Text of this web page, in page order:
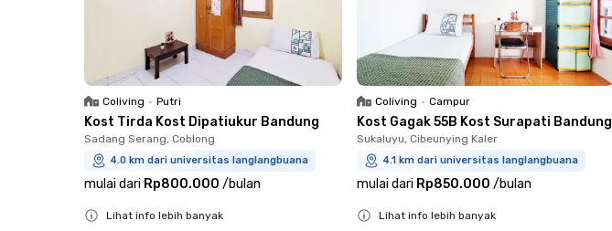
Coliving • Putri
Kost Tirda Kost Dipatiukur Bandung
Sadang Serang, Coblong
4.0 km dari universitas langlangbuana
mulai dari Rp800.000 /bulan
Lihat info lebih banyak
Coliving • Campur
Kost Gagak 55B Kost Surapati Bandung
Sukaluyu, Cibeunying Kaler
4.1 km dari universitas langlangbuana
mulai dari Rp850.000 /bulan
Lihat info lebih banyak